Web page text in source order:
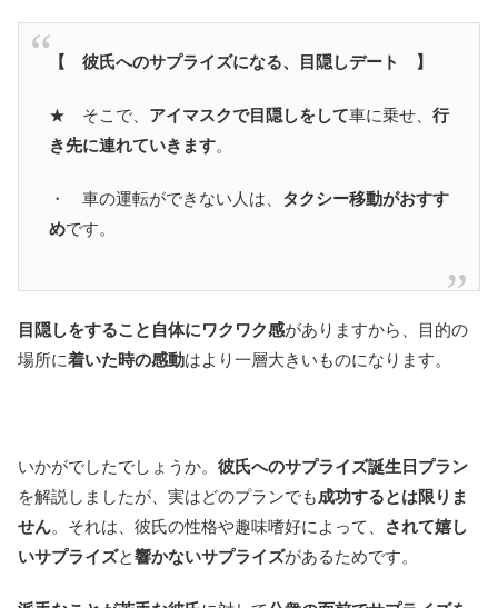
【 彼氏へのサプライズになる、目隠しデート 】
★ そこで、 アイマスクで目隠しをして車に乗せ、 行
き先に連れていきます。
・ 車の運転ができない人は、 タクシー移動がおすす
めです。
目隠しをすること自体にワクワク感がありますから、目的の
場所に着いた時の感動はより一層大きいものになります。
いかがでしたでしょうか。 彼氏へのサプライズ誕生日プラン
を解説しましたが、実はどのプランでも成功するとは限りま
せん。それは、彼氏の性格や趣味嗜好によって、
されて嬉し
いサプライズと響かないサプライズがあるためです。